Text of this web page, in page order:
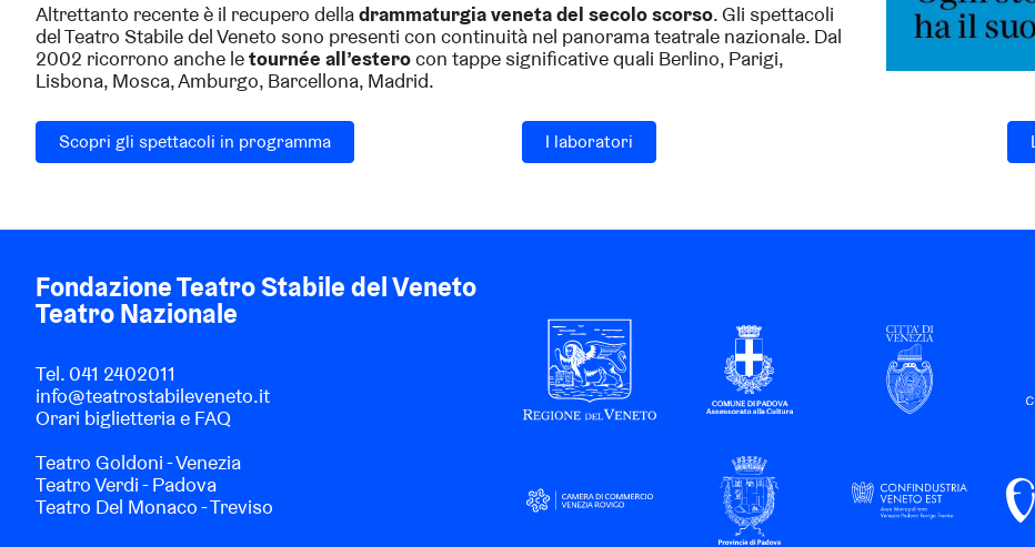
Altrettanto recente è il recupero delladrammaturgia veneta del secolo scorso. Gli spettacoli
del Teatro Stabile del Veneto sono presenti con continuità nel panorama teatrale nazionale. Dal
2002 ricorrono anche letournée all’esterocon tappe significative quali Berlino, Parigi,
Lisbona, Mosca, Amburgo, Barcellona, Madrid.
Scopri gli spettacoli in programma I laboratori
Fondazione Teatro Stabile del Veneto
Teatro Nazionale
Tel. 041 2402011
info@teatrostabileveneto.it
Orari biglietteria e FAQ
Teatro Goldoni - Venezia
Teatro Verdi - Padova
Teatro Del Monaco - Treviso